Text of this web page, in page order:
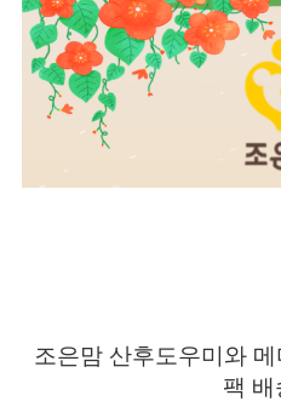
조은맘 산후도우미와
팩 배